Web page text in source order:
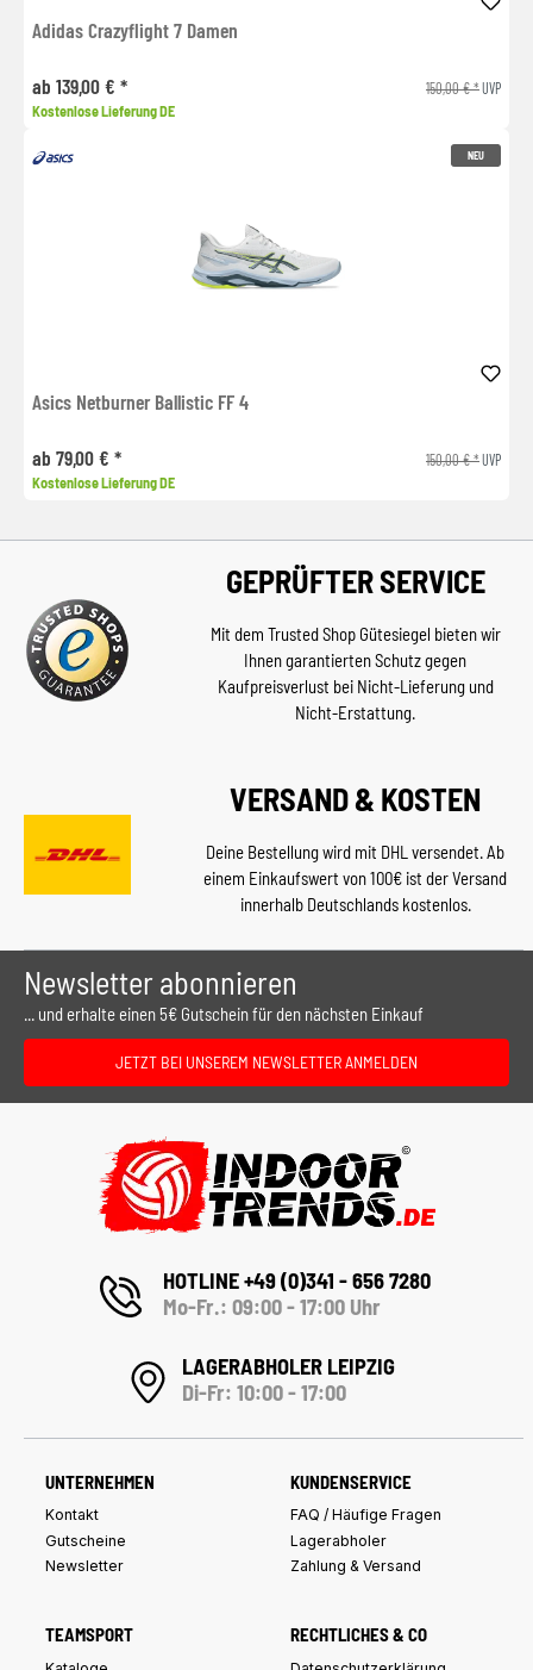
Adidas Crazyflight 7 Damen
ab 139,00 € * 150,00 € *UVP
Kostenlose Lieferung DE
NEU
Asics Netburner Ballistic FF 4
ab 79,00 € * 150,00 € *UVP
Kostenlose Lieferung DE
GEPRÜFTER SERVICE
Mit dem Trusted Shop Gütesiegel bieten wir
Ihnen garantierten Schutz gegen
Kaufpreisverlust bei Nicht-Lieferung und
Nicht-Erstattung.
VERSAND & KOSTEN
Deine Bestellung wird mit DHL versendet. Ab
einem Einkaufswert von 100€ ist der Versand
innerhalb Deutschlands kostenlos.
Newsletter abonnieren
... und erhalte einen 5€ Gutschein für den nächsten Einkauf
JETZT BEI UNSEREM NEWSLETTER ANMELDEN
HOTLINE +49 (0)341 - 656 7280
Mo-Fr.: 09:00 - 17:00 Uhr
LAGERABHOLER LEIPZIG
Di-Fr: 10:00 - 17:00
UNTERNEHMEN
Kontakt
Gutscheine
Newsletter
KUNDENSERVICE
FAQ / Häufige Fragen
Lagerabholer
Zahlung & Versand
TEAMSPORT RECHTLICHES & CO